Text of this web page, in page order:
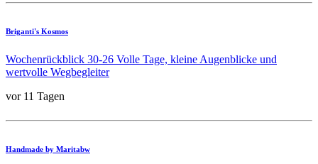
Briganti's Kosmos
Wochenrückblick 30-26 Volle Tage, kleine Augenblicke und
wertvolle Wegbegleiter
vor 11 Tagen
Handmade by Maritabw